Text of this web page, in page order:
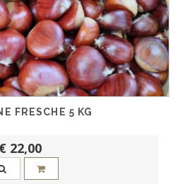
FRESCHE 5 KG
€ 22,00